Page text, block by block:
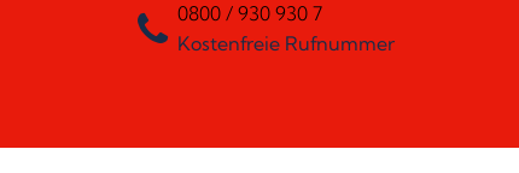
0800 / 930 930 7
Kostenfreie Rufnummer